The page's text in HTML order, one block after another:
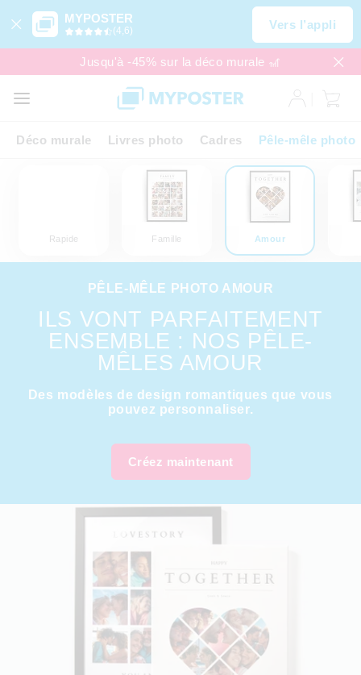
MYPOSTER
(4,6) Vers l’appli
Jusqu'à -45% sur la déco murale 🎢
Déco murale Livres photo Cadres Pêle-mêle photo
Rapide Famille Amour
PÊLE-MÊLE PHOTO AMOUR
ILS VONT PARFAITEMENT
ENSEMBLE : NOS PÊLE-
MÊLES AMOUR
Des modèles de design romantiques que vous
pouvez personnaliser.
Créez maintenant